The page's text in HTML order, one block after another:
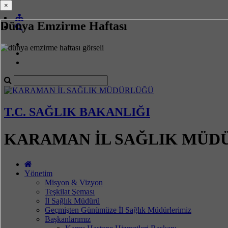
Dünya Emzirme Haftası
T.C. SAĞLIK BAKANLIĞI
KARAMAN İL SAĞLIK
Yönetim
Misyon & Vizyon
Teşkilat Şeması
İl Sağlık Müdürü
Geçmişten Günümüze İl Sağlık Müdürlerimiz
Başkanlarımız
×